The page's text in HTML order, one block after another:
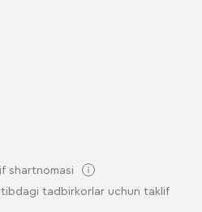
shartnomasi
tadbirkorlar uchun taklif